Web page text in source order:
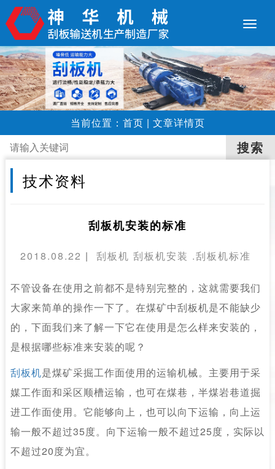
当前位置： 首页 | 文章详情页
技术资料
刮板机安装的标准
2018.08.22 | 刮板机 刮板机安装 .刮板机标准
不管设备在使用之前都不是特别完整的，这就需要我们
大家来简单的操作一下了。在煤矿中刮板机是不能缺少
的，下面我们来了解一下它在使用是怎么样来安装的，
是根据哪些标准来安装的呢？
刮板机是煤矿采掘工作面使用的运输机械。主要用于采
媒工作面和采区顺槽运输，也可在煤巷，半煤岩巷道掘
进工作面使用。它能够向上，也可以向下运输，向上运
输一般不超过35度。向下运输一般不超过25度，实际以
不超过20度为宜。